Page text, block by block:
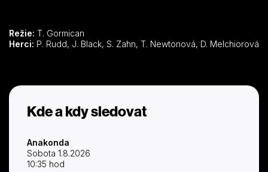
Režie: T. Gormican
Herci:
P. Rudd, J. Black, S. Zahn, T. Newtonová, D. Melchiorová
Kde a kdy sledovat
Anakonda
Sobota 1.8.2026
10:35 hod